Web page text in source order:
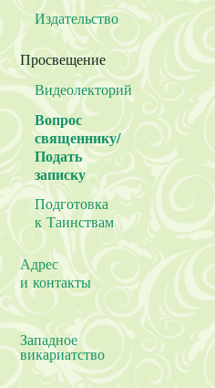
Издательство
Просвещение
Видеолекторий
Вопрос
священнику/
Подать
записку
Подготовка
к Таинствам
Адрес
и контакты
Западное
викариатство